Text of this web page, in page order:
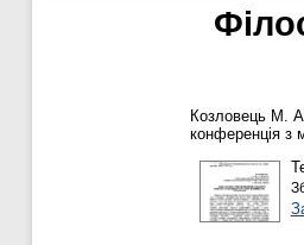
Козловець М.
конференція з